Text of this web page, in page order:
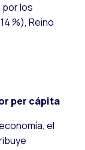
los
%), Reino
per cápita
el